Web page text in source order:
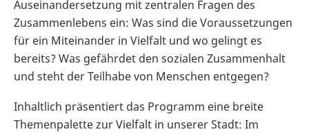
Auseinandersetzung mit zentralen Fragen des
Zusammenlebens ein: Was sind die Voraussetzungen
für ein Miteinander in Vielfalt und wo gelingt es
bereits? Was gefährdet den sozialen Zusammenhalt
und steht der Teilhabe von Menschen entgegen?
Inhaltlich präsentiert das Programm eine breite
Themenpalette zur Vielfalt in unserer Stadt: Im